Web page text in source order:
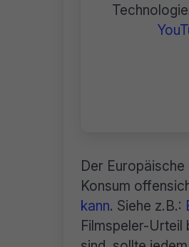
Der Europäische
Konsum
kann. Siehe z.B.:
Filmspeler-Urteil